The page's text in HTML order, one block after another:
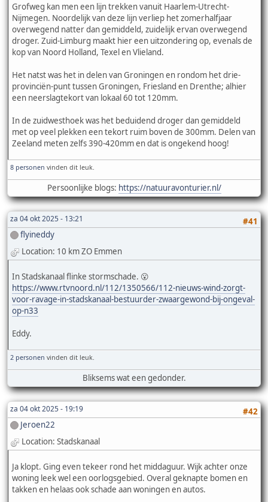
Grofweg kan men een lijn trekken vanuit Haarlem-Utrecht-
Nijmegen. Noordelijk van deze lijn verliep het zomerhalfjaar
overwegend natter dan gemiddeld, zuidelijk ervan overwegend
droger. Zuid-Limburg maakt hier een uitzondering op, evenals de
kop van Noord Holland, Texel en Vlieland.
Het natst was het in delen van Groningen en rondom het drie-
provinciën-punt tussen Groningen, Friesland en Drenthe; alhier
een neerslagtekort van lokaal 60 tot 120mm.
In de zuidwesthoek was het beduidend droger dan gemiddeld
met op veel plekken een tekort ruim boven de 300mm. Delen van
Zeeland meten zelfs 390-420mm en dat is ongekend hoog!
8 personen vinden dit leuk.
Persoonlijke blogs: https://natuuravonturier.nl/
za 04 okt 2025 - 13:21
#41
flyineddy
Location: 10 km ZO Emmen
In Stadskanaal flinke stormschade. 😮
https://www.rtvnoord.nl/112/1350566/112-nieuws-wind-zorgt-
voor-ravage-in-stadskanaal-bestuurder-zwaargewond-bij-ongeval-
op-n33
Eddy.
2 personen vinden dit leuk.
Bliksems wat een gedonder.
za 04 okt 2025 - 19:19
#42
Jeroen22
Location: Stadskanaal
Ja klopt. Ging even tekeer rond het middaguur. Wijk achter onze
woning leek wel een oorlogsgebied. Overal geknapte bomen en
takken en helaas ook schade aan woningen en autos.